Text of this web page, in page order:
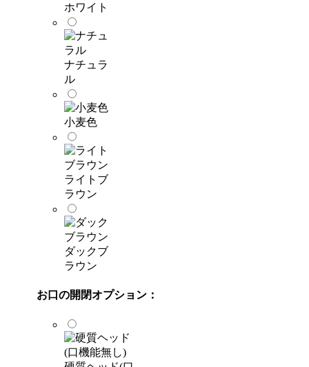
ホワイト
ナチュラ
ル
小麦色
ライトブ
ラウン
ダックブ
ラウン
お口の開閉オプション：